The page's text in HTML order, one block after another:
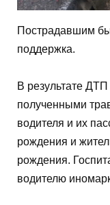
Пострадавшим
поддержка.
В результате
полученными
водителя и их
рождения и
рождения.
водителю